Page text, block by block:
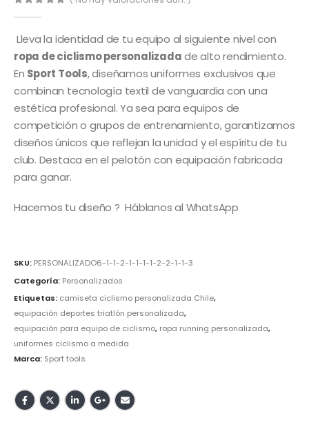
Lleva la identidad de tu equipo al siguiente nivel con
ropa de ciclismo personalizadade alto rendimiento.
En Sport Tools, diseñamos uniformes exclusivos que
combinan tecnología textil de vanguardia con una
estética profesional. Ya sea para equipos de
competición o grupos de entrenamiento, garantizamos
diseños únicos que reflejan la unidad y el espíritu de tu
club. Destaca en el pelotón con equipación fabricada
para ganar.
Hacemos tu diseño ? Háblanos al WhatsApp
SKU: PERSONALIZADO6-1-1-2-1-1-1-1-2-2-1-1-3
Categoría: Personalizados
Etiquetas: camiseta ciclismo personalizada Chile,
equipación deportes triatlón personalizada,
equipación para equipo de ciclismo, ropa running personalizada,
uniformes ciclismo a medida
Marca: Sport tools